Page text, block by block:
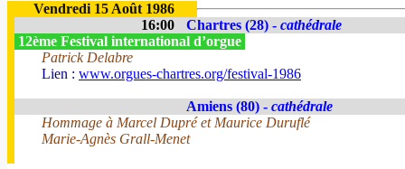
Vendredi 15 Août 1986
16:00
Chartres (28) - cathédrale
12ème Festival international d’orgue
Patrick Delabre
Lien : www.orgues-chartres.org/festival-1986
Amiens (80) - cathédrale
Hommage à Marcel Dupré et Maurice Duruflé
Marie-Agnès Grall-Menet